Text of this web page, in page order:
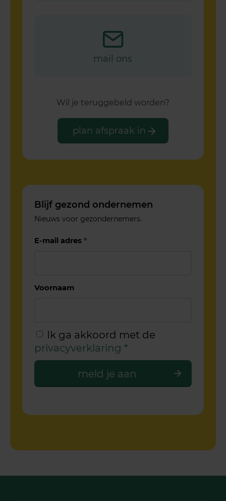
mail ons
Wil je teruggebeld worden?
plan afspraak in
Blijf gezond ondernemen
Nieuws voor gezondernemers.
E-mail adres*
Voornaam
Ik ga akkoord met de
privacyverklaring *